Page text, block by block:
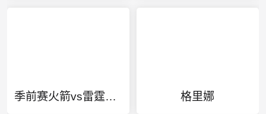
季前赛火箭vs雷霆回放 格里娜